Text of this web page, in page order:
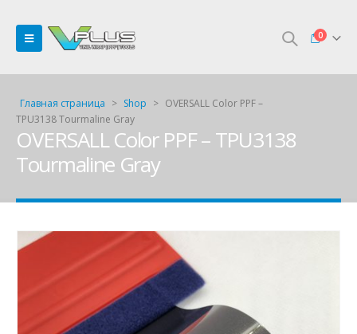
0
Главная страница > Shop > OVERSALL Color PPF –
TPU3138 Tourmaline Gray
OVERSALL Color PPF – TPU3138
Tourmaline Gray